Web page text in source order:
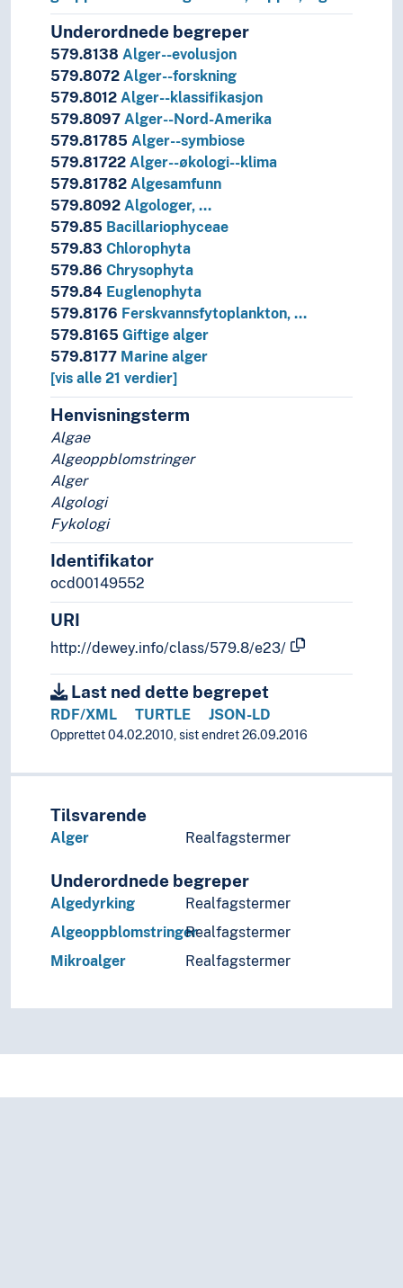
Underordnede begreper
579.8138 Alger--evolusjon
579.8072 Alger--forskning
579.8012 Alger--klassifikasjon
579.8097 Alger--Nord-Amerika
579.81785 Alger--symbiose
579.81722 Alger--økologi--klima
579.81782 Algesamfunn
579.8092 Algologer, …
579.85 Bacillariophyceae
579.83 Chlorophyta
579.86 Chrysophyta
579.84 Euglenophyta
579.8176 Ferskvannsfytoplankton, …
579.8165 Giftige alger
579.8177 Marine alger
[vis alle 21 verdier]
Henvisningsterm
Algae
Algeoppblomstringer
Alger
Algologi
Fykologi
Identifikator
ocd00149552
URI
http://dewey.info/class/579.8/e23/
Last ned dette begrepet
RDF/XML TURTLE JSON-LD
Opprettet 04.02.2010, sist endret 26.09.2016
Tilsvarende
Alger Realfagstermer
Underordnede begreper
Algedyrking
Realfagstermer
AlgeoppblomstringerRealfagstermer
Mikroalger
Realfagstermer